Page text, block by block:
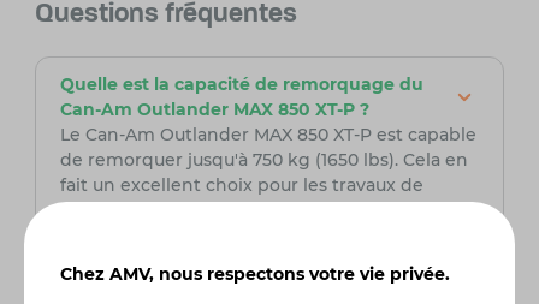
Questions fréquentes
Quelle est la capacité de remorquage du
Can-Am Outlander MAX 850 XT-P ?
Le Can-Am Outlander MAX 850 XT-P est capable
de remorquer jusqu'à 750 kg (1650 lbs). Cela en
fait un excellent choix pour les travaux de
remorquage légers à moyens, que ce soit pour
Chez AMV, nous respectons votre vie privée.